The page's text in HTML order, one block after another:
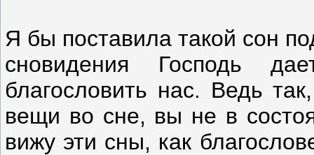
Я бы поставила такой сон
сновидения Господь
благословить нас. Ведь
вещи во сне, вы не в
вижу эти сны, как